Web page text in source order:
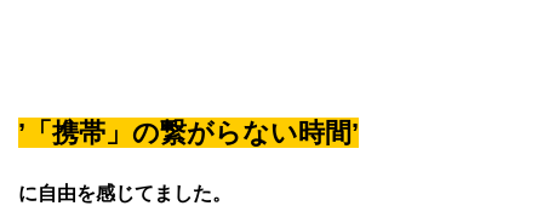
’「携帯」の繋がらない時間’
に自由を感じてました。